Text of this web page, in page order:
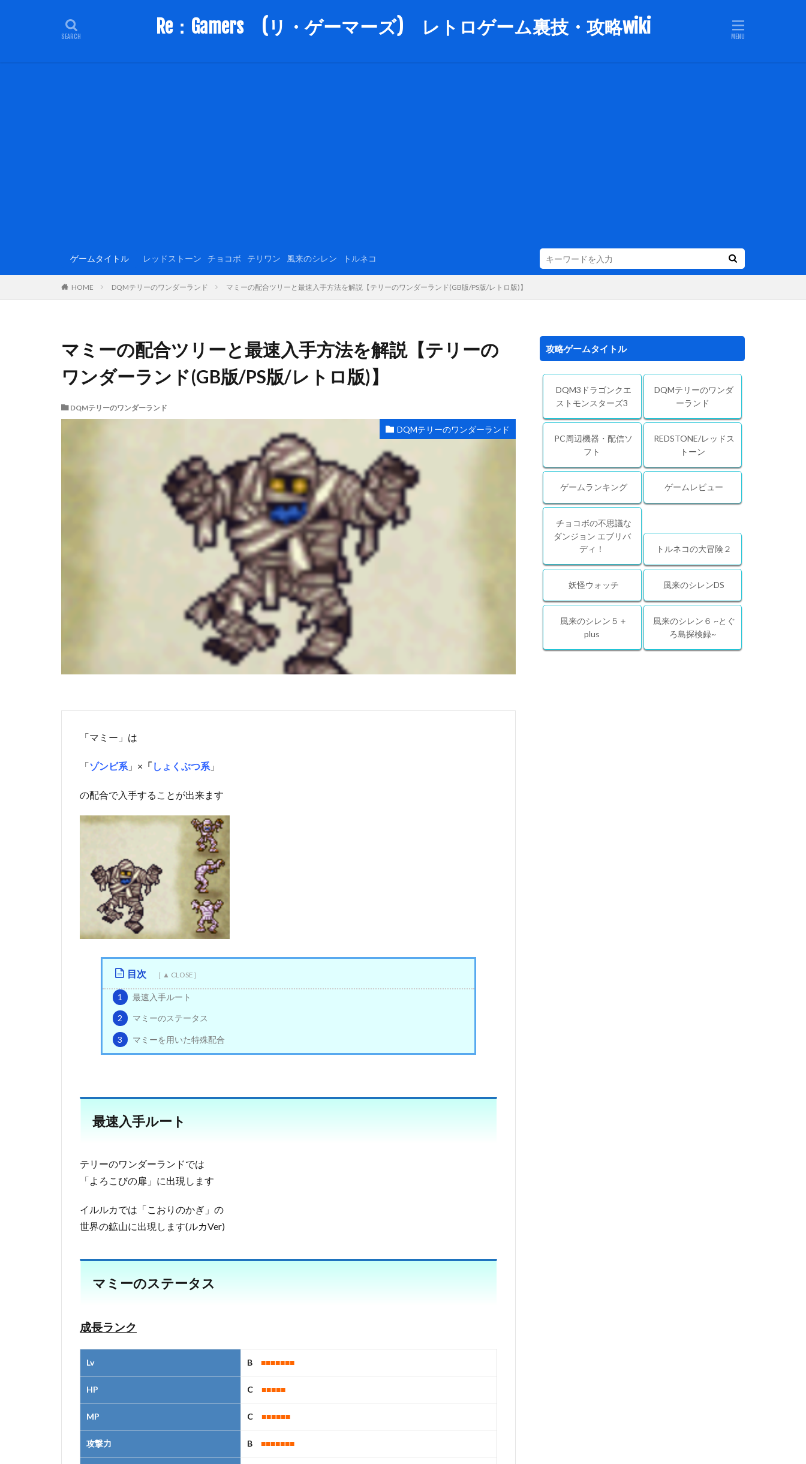
Re：Gamers (リ・ゲーマーズ) レトロゲーム裏技・攻略wiki
ゲームタイトル レッドストーン チョコボ テリワン 風来のシレン トルネコ
HOME DQMテリーのワンダーランド マミーの配合ツリーと最速入手方法を解説【テリーのワンダーランド(GB版/PS版/レトロ版)】
マミーの配合ツリーと最速入手方法を解説【テリーの
ワンダーランド(GB版/PS版/レトロ版)】
DQMテリーのワンダーランド
DQMテリーのワンダーランド
「マミー」は
「ゾンビ系 」× 「 しょくぶつ系 」
の配合で入手することが出来ます
目次
1 最速入手ルート
2 マミーのステータス
3 マミーを用いた特殊配合
最速入手ルート
テリーのワンダーランドでは
「よろこびの扉」に出現します
イルルカでは「こおりのかぎ」の
世界の鉱山に出現します(ルカVer)
マミーのステータス
成長ランク
Lv B ■■■■■■■
HP C ■■■■■
MP C ■■■■■■
攻撃力 B ■■■■■■■
攻略ゲームタイトル
DQM3ドラゴンクエ
ストモンスターズ3
DQMテリーのワンダ
ーランド
PC周辺機器・配信ソ
フト
REDSTONE/レッドス
トーン
ゲームランキング ゲームレビュー
チョコボの不思議な
ダンジョン エブリバ
ディ！
トルネコの大冒険２
妖怪ウォッチ 風来のシレンDS
風来のシレン５＋
plus
風来のシレン６ ~とぐ
ろ島探検録~